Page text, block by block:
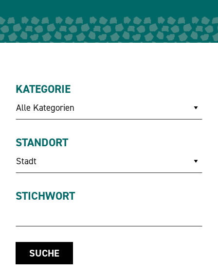
KATEGORIE
Alle Kategorien
STANDORT
Stadt
STICHWORT
SUCHE